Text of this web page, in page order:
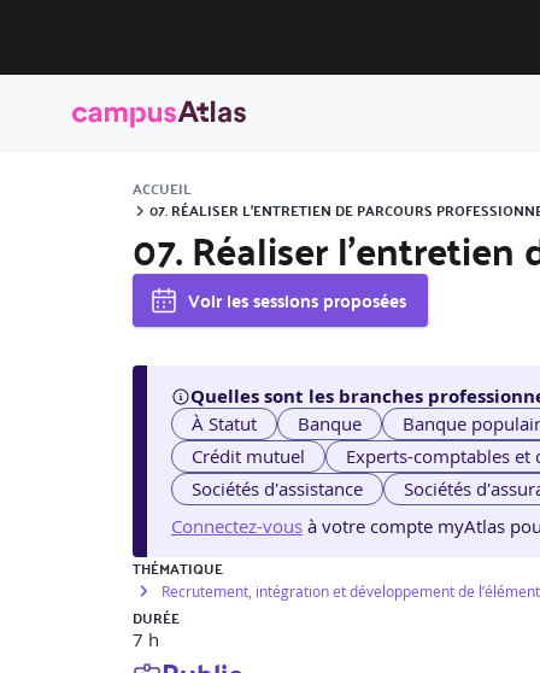
ACCUEIL
07. RÉALISER L’ENTRETIEN DE PARCOURS
07. Réaliser
Voir les sessions proposées
Quelles sont les branches
À Statut Banque Banque
Crédit mutuel
Experts-comptables et
Sociétés d'assistance
Sociétés
Connectez-vous à votre compte myAtlas
THÉMATIQUE
Recrutement, intégration et développement de
DURÉE
7 h